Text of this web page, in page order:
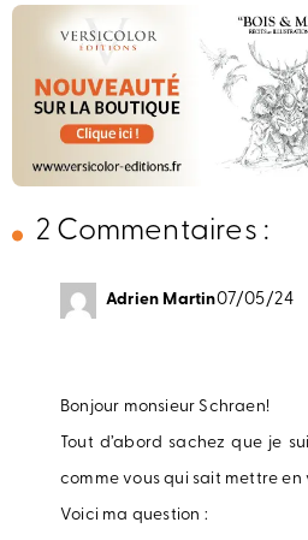
2 Commentaires :
Adrien Martin07/05/24
Bonjour monsieur Schraen!
Tout d’abord sachez que je
comme vous qui sait mettre en
Voici ma question :